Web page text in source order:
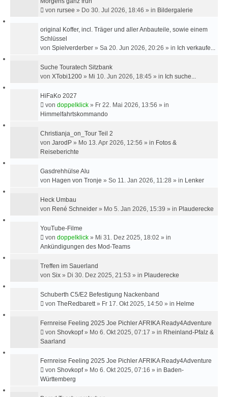
von rursee » Do 30. Jul 2026, 18:46 » in Bildergalerie
original Koffer, incl. Träger und aller Anbauteile, sowie einem
Schlüssel
von Spielverderber » Sa 20. Jun 2026, 20:26 » in Ich verkaufe...
Suche Touratech Sitzbank
von XTobi1200 » Mi 10. Jun 2026, 18:45 » in Ich suche...
HiFaKo 2027
von doppelklick » Fr 22. Mai 2026, 13:56 » in
Himmelfahrtskommando
Christianja_on_Tour Teil 2
von JarodP » Mo 13. Apr 2026, 12:56 » in Fotos &
Reiseberichte
Gasdrehhülse Alu
von Hagen von Tronje » So 11. Jan 2026, 11:28 » in Lenker
Heck Umbau
von René Schneider » Mo 5. Jan 2026, 15:39 » in Plauderecke
YouTube-Filme
von doppelklick » Mi 31. Dez 2025, 18:02 » in
Ankündigungen des Mod-Teams
Treffen im Sauerland
von Six » Di 30. Dez 2025, 21:53 » in Plauderecke
Schuberth C5/E2 Befestigung Nackenband
von TheRedbarett» Fr 17. Okt 2025, 14:50 » in Helme
Fernreise Feeling 2025 Joe Pichler AFRIKA Ready4Adventure
von Shovkopf» Mo 6. Okt 2025, 07:17 » in Rheinland-Pfalz &
Saarland
Fernreise Feeling 2025 Joe Pichler AFRIKA Ready4Adventure
von Shovkopf» Mo 6. Okt 2025, 07:16 » in Baden-
Württemberg